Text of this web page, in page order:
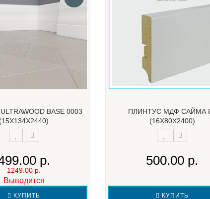
BASE 0003
(15Х134Х2440)
р.
1249.00 р.
Выводится
КУПИТЬ
ПЛИНТУС МДФ САЙМА
(16Х80Х2400)
500.00 р.
КУПИТЬ